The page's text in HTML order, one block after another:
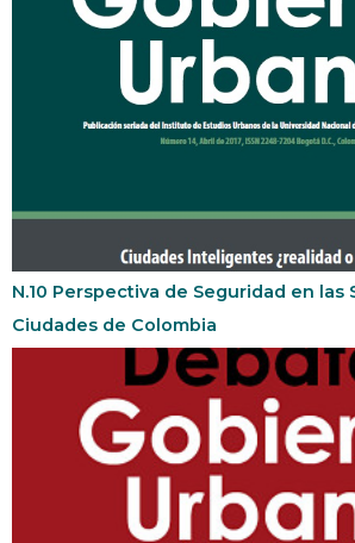
N.10 Perspectiva de Seguridad en las
Ciudades de Colombia